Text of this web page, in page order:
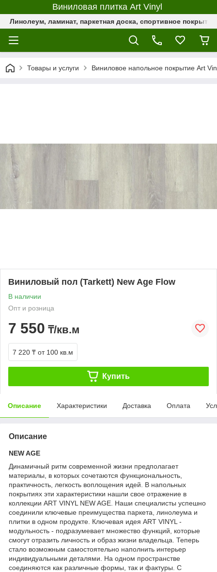
Виниловая плитка Art Vinyl
Линолеум, ламинат, паркетная доска, спортивное
Товары и услуги Виниловое напольное покрытие Art
Виниловый пол (Tarkett) New Age Flow
В наличии
Опт и розница
7 550 ₸/кв.м
7 220 ₸ от 100 кв.м
Купить
Описание Характеристики Доставка Оплата
Описание
NEW AGE
Динамичный ритм современной жизни предполагает
материалы, в которых сочетаются функциональность,
практичность, легкость воплощения идей. В напольных
покрытиях эти характеристики нашли свое отражение в
коллекции ART VINYL NEW AGE. Наши специалисты успешно
соединили ключевые преимущества паркета, линолеума и
плитки в одном продукте. Ключевая идея ART VINYL -
модульность - подразумевает множество функций, которые
смогут отразить личность и образ жизни владельца. Теперь
стало возможным самостоятельно наполнить интерьер
индивидуальными деталями. На одном пространстве
соединяются как различные формы, так и фактуры. С